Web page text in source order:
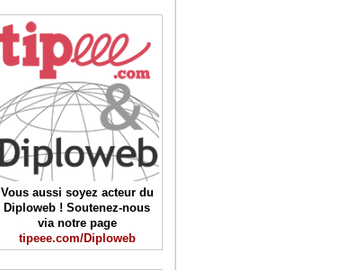
Vous aussi soyez acteur du
Diploweb ! Soutenez-nous
via notre page
tipeee.com/Diploweb